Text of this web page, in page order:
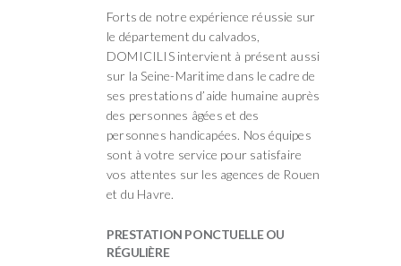
Forts de notre expérience réussie sur
le département du calvados,
DOMICILIS intervient à présent aussi
sur la Seine-Maritime dans le cadre de
ses prestations d’aide humaine auprès
des personnes âgées et des
personnes handicapées. Nos équipes
sont à votre service pour satisfaire
vos attentes sur les agences de Rouen
et du Havre.
PRESTATION PONCTUELLE OU
RÉGULIÈRE